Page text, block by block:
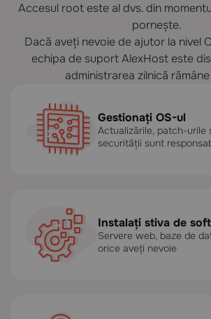
Accesul root este al dvs. din
pornește.
Dacă aveți nevoie de ajutor la nivel
echipa de suport AlexHost este
administrarea zilnică
Gestionați OS-ul
Actualizările, patch-urile
securității sunt
Instalați stiva de
Servere web, baze de
orice aveți nevoie